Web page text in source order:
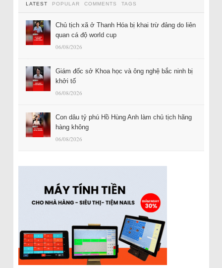
LATEST POPULAR COMMENTS TAGS
Chủ tịch xã ở Thanh Hóa bị khai trừ đảng do liên
quan cá độ world cup
06/08/2026
Giám đốc sở Khoa học và ông nghệ bắc ninh bị
khởi tố
06/08/2026
Con dâu tỷ phú Hồ Hùng Anh làm chủ tịch hãng
hàng không
06/08/2026